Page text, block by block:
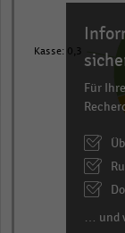
Kasse: 0,3
Für
… und